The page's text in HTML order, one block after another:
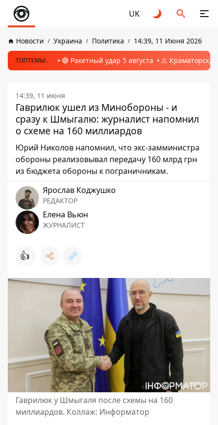
UK
Новости Украина Политика 14:39, 11 Июня 2026
ТОПТЕМЫ: 🔴 Ракетный удар 5 августа ⚠️ Краматорск,
14:39, 11 июня
Гаврилюк ушел из Минобороны - и
сразу к Шмыгалю: журналист напомнил
о схеме на 160 миллиардов
Юрий Николов напомнил, что экс-замминистра
обороны реализовывал передачу 160 млрд грн
из бюджета обороны к пограничникам.
Ярослав Коджушко
РЕДАКТОР
Елена Вьюн
ЖУРНАЛИСТ
👍
Гаврилюк у Шмыгаля после схемы на 160
миллиардов. Коллаж: Информатор